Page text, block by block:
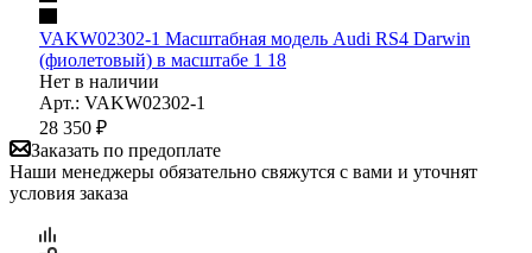
VAKW02302-1 Масштабная модель Audi RS4 Darwin
(фиолетовый) в масштабе 1 18
Нет в наличии
Арт.: VAKW02302-1
28 350 ₽
Заказать по предоплате
Наши менеджеры обязательно свяжутся с вами и уточнят
условия заказа